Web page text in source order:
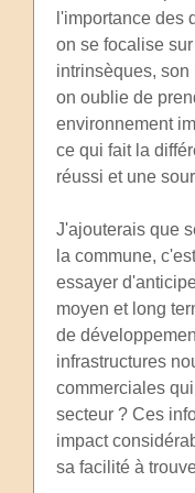
l'importance
on se focalise
intrinsèques, son
on oublie de
environnement
ce qui fait la
réussi et une
J'ajouterais que
la commune,
essayer
moyen et long
de
infrastructures
commerciales
secteur ? Ces
impact
sa facilité à